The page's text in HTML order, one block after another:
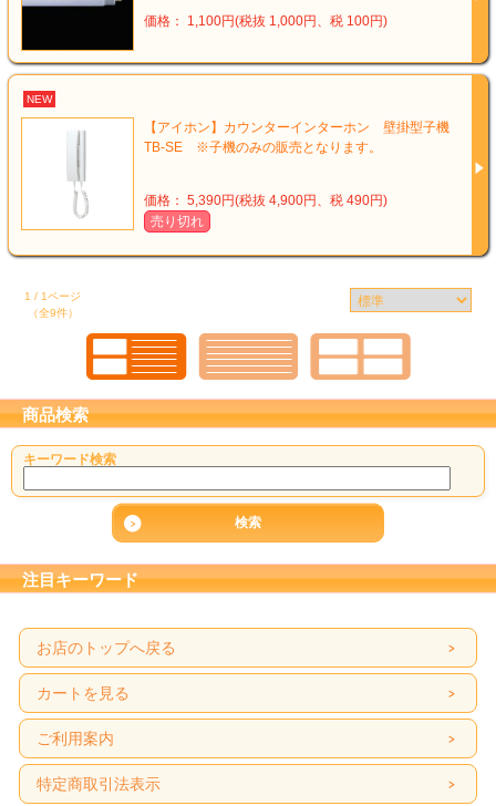
価格： 1,100円(税抜 1,000円、税 100円)
NEW
【アイホン】カウンターインターホン 壁掛型子機
TB-SE ※子機のみの販売となります。
価格： 5,390円(税抜 4,900円、税 490円)
売り切れ
1 / 1ページ
（全9件）
商品検索
キーワード検索
注目キーワード
お店のトップへ戻る
カートを見る
ご利用案内
特定商取引法表示